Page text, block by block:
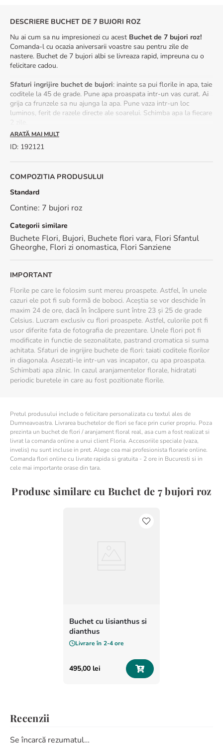
DESCRIERE BUCHET DE 7 BUJORI ROZ
Nu ai cum sa nu impresionezi cu acest Buchet de 7 bujori roz!
Comanda-l cu ocazia aniversarii voastre sau pentru zile de
nastere. Buchet de 7 bujori albi se livreaza rapid, impreuna cu o
felicitare cadou.
Sfaturi ingrijire buchet de bujori: inainte sa pui florile in apa, taie
coditele la 45 de grade. Pune apa proaspata intr-un vas curat. Ai
grija ca frunzele sa nu ajunga la apa. Pune vaza intr-un loc
luminos, ferit de razele directe ale soarelui. Schimba apa la fiecare
2 zile.
Sezonalitate:
buchetele cu bujori sunt disponibile in perioada aprilie-iunie.
vor deschide treptat, dezvăluindu-și frumusețea spectaculoasă în
câteva zile.
Despre bujori și aspectul buchetului:
Fiecare buchet de bujori este diferit – iar asta face parte din
farmecul lor 🌸
Există mai multe varietăți de bujori, fiecare cu nuanțe, forme și
dimensiuni ușor diferite.
În funcție de sezon și disponibilitate, tipul de bujori, nuanțele sau
gradul de deschidere al florilor pot varia față de imaginea de
Ne rezervăm dreptul de a realiza înlocuiri cu varietăți similare,
păstrând stilul, cromatica și valoarea buchetului.
ARATĂ MAI MULT
ID: 192121
COMPOZITIA PRODUSULUI
Standard
Contine: 7 bujori roz
Categorii similare
Buchete Flori, Bujori, Buchete flori vara, Flori Sfantul
Gheorghe, Flori zi onomastica, Flori Sanziene
IMPORTANT
Florile pe care le folosim sunt mereu proaspete. Astfel, în unele
cazuri ele pot fi sub formă de boboci. Aceștia se vor deschide în
maxim 24 de ore, dacă în încăpere sunt între 23 și 25 de grade
Celsius. Lucram exclusiv cu flori proaspete. Astfel, culorile pot fi
usor diferite fata de fotografia de prezentare. Unele flori pot fi
modificate in functie de sezonalitate, pastrand cromatica si suma
achitata. Sfaturi de ingrijire buchete de flori: taiati coditele florilor
in diagonala. Asezati-le intr-un vas incapator, cu apa proaspata.
Schimbati apa zilnic. In cazul aranjamentelor florale, hidratati
periodic buretele in care au fost pozitionate florile.
Pretul produsului include o felicitare personalizata cu textul ales de
Dumneavoastra. Livrarea buchetelor de flori se face prin curier propriu. Poza
prezinta un buchet de flori / aranjament floral real, asa cum a fost realizat si
livrat la comanda online a unui client Floria. Accesoriile speciale (vaza,
invelis) nu sunt incluse in pret. Alege cea mai profesionista florarie online.
Comanda flori online cu livrate rapida si gratuita - 2 ore in Bucuresti si in
cele mai importante orase din tara.
Produse similare cu Buchet de 7 bujori roz
Buchet cu lisianthus si
dianthus
Livrare în 2-4 ore
495,00 lei
Recenzii
Se încarcă rezumatul…